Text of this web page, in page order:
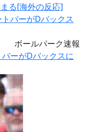
る[海外の反応]
ボールパーク速報
バーがDバックスに